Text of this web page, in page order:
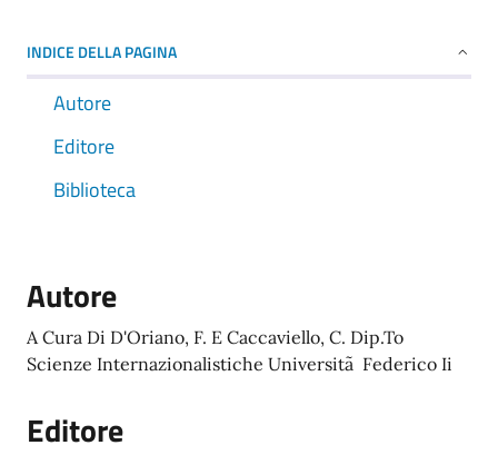
INDICE DELLA PAGINA
Autore
Editore
Biblioteca
Autore
A Cura Di D'Oriano, F. E Caccaviello, C. Dip.To
Scienze Internazionalistiche Universitã Federico Ii
Editore